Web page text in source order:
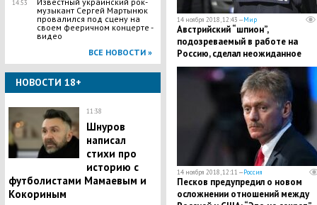
14:53
музыкант Сергей Мартынюк
провалился под сцену на
своем фееричном концерте -
видео
ВСЕ НОВОСТИ »
НОВОСТИ 18+
11:38
Шнуров
написал
стихи про
историю с
футболистами Мамаевым и
Кокориным
14 ноября 2018, 12:43 —Мир
​Австрийский “шпион”,
подозреваемый в работе на
Россию, сделал неожиданное
признание
14 ноября 2018, 12:11 —Россия
Песков предупредил о новом
осложнении отношений между